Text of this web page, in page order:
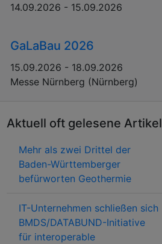
14.09.2026 - 15.09.2026
GaLaBau 2026
15.09.2026 - 18.09.2026
Messe Nürnberg (Nürnberg)
Aktuell oft gelesene Artikel
Mehr als zwei Drittel der
Baden-Württemberger
befürworten Geothermie
IT-Unternehmen schließen sich
BMDS/DATABUND-Initiative
für interoperable